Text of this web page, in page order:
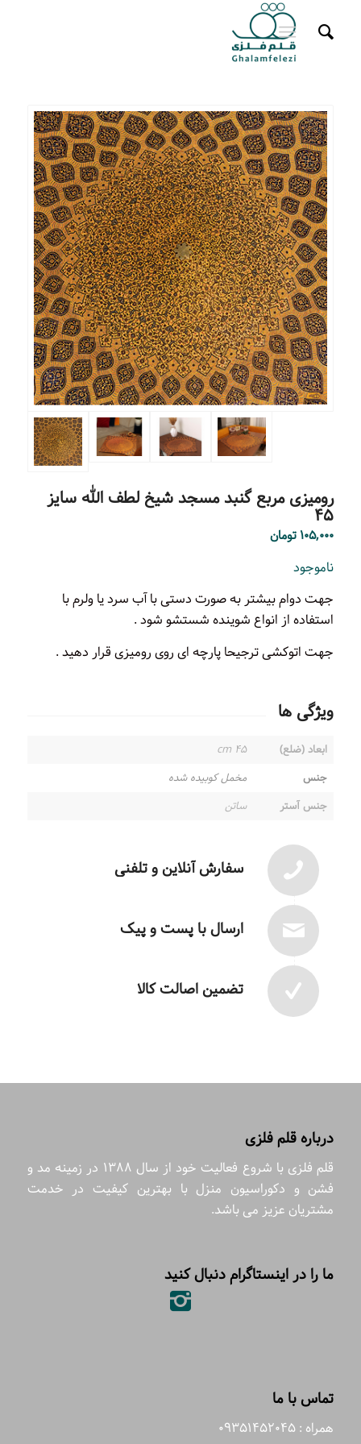
رومیزی مربع گنبد مسجد شیخ لطف الله سایز
۴۵
۱۰۵,۰۰۰ تومان
ناموجود
جهت دوام بیشتر به صورت دستی با آب سرد یا ولرم با
استفاده از انواع شوینده شستشو شود .
جهت اتوکشی ترجیحا پارچه ای روی رومیزی قرار دهید .
ویژگی ها
ابعاد (ضلع)
۴۵ cm
جنس
مخمل کوبیده شده
جنس آستر
ساتن
سفارش آنلاین و تلفنی
ارسال با پست و پیک
تضمین اصالت کالا
درباره قلم فلزی
قلم فلزی با شروع فعالیت خود از سال 1388 در زمینه مد و
فشن و دکوراسیون منزل با بهترین کیفیت در خدمت
مشتریان عزیز می باشد.
ما را در اینستاگرام دنبال کنید
تماس با ما
همراه : 09351452045